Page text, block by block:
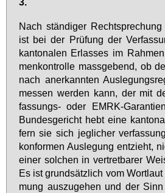
Nach stän­di­ger
ist bei der Prü­fung der
kan­to­na­len Er­las­ses im
men­kon­trol­le mass­ge­bend, ob
nach an­er­kann­ten
mes­sen wer­den kann, der mit
fas­sungs- oder EM­RK-
Bun­des­ge­richt hebt ei­ne
fern sie sich jeg­li­cher
kon­for­men Aus­le­gung ent­zieht,
ei­ner sol­chen in ver­tret­ba­rer
Es ist grund­sätz­lich vom
mung aus­zu­ge­hen und der